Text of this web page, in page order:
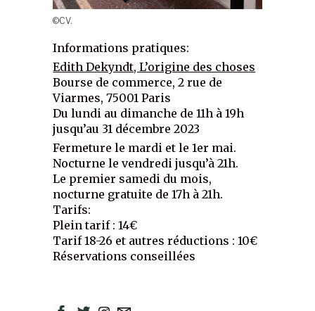
©CV.
Informations pratiques:
Edith Dekyndt, L’origine des choses
Bourse de commerce, 2 rue de
Viarmes, 75001 Paris
Du lundi au dimanche de 11h à 19h
jusqu’au 31 décembre 2023
Fermeture le mardi et le 1er mai.
Nocturne le vendredi jusqu’à 21h.
Le premier samedi du mois,
nocturne gratuite de 17h à 21h.
Tarifs:
Plein tarif : 14€
Tarif 18-26 et autres réductions : 10€
Réservations conseillées